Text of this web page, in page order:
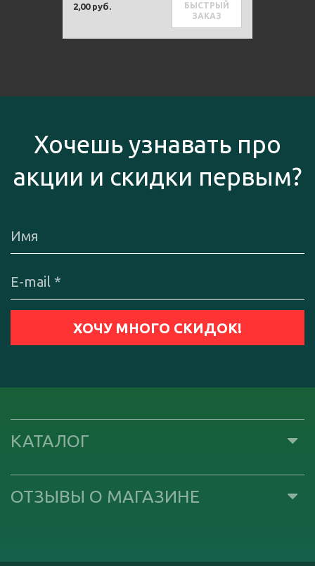
2,00 руб.
БЫСТРЫЙ
ЗАКАЗ
Хочешь узнавать про
акции и скидки первым?
КАТАЛОГ
ОТЗЫВЫ О МАГАЗИНЕ